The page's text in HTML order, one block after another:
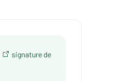
signature de